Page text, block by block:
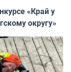
«Край у
округу»